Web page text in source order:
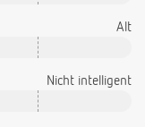
Alt
Nicht intelligent